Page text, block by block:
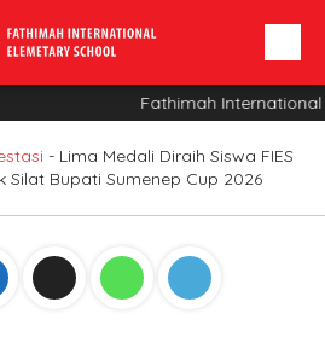
Fathimah International
- Lima Medali Diraih Siswa FIES
Silat Bupati Sumenep Cup 2026